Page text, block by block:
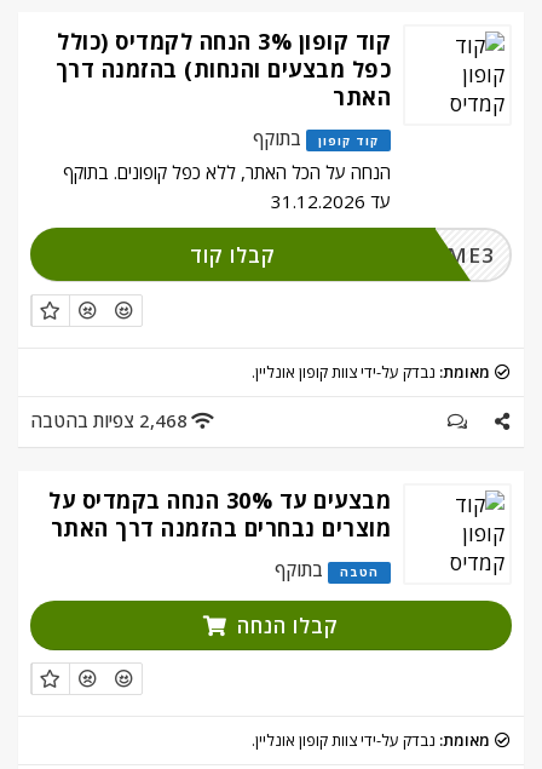
קוד קופון 3% הנחה לקמדיס (כולל
כפל מבצעים והנחות) בהזמנה דרך
האתר
קוד קופון
בתוקף
הנחה על הכל האתר, ללא כפל קופונים. בתוקף
עד 31.12.2026
KAME3 קבלו קוד
מאומת: נבדק על-ידי צוות קופון אונליין.
2,468 צפיות בהטבה
מבצעים עד 30% הנחה בקמדיס על
מוצרים נבחרים בהזמנה דרך האתר
הטבה בתוקף
קבלו הנחה
מאומת: נבדק על-ידי צוות קופון אונליין.